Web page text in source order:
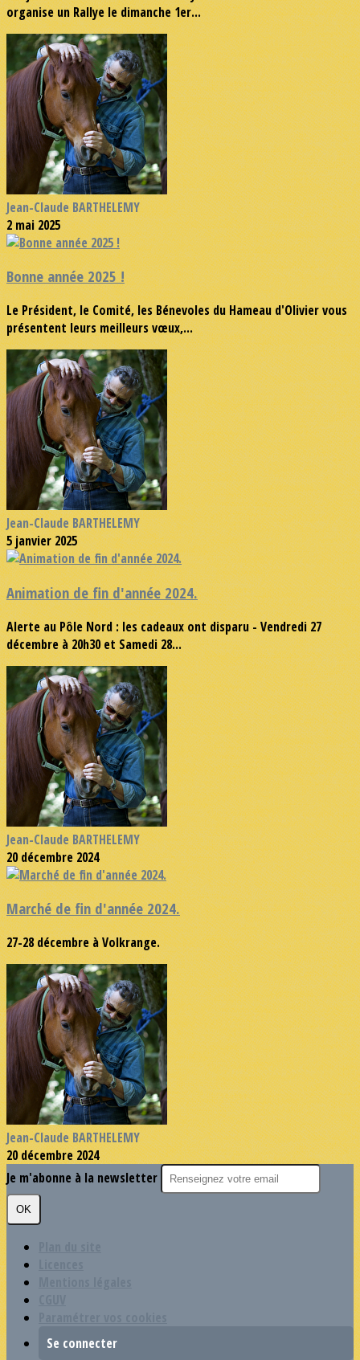
organise un Rallye le dimanche 1er...
Jean-Claude BARTHELEMY
2 mai 2025
Bonne année 2025 !
Le Président, le Comité, les Bénevoles du Hameau d'Olivier vous
présentent leurs meilleurs vœux,...
Jean-Claude BARTHELEMY
5 janvier 2025
Animation de fin d'année 2024.
Alerte au Pôle Nord : les cadeaux ont disparu - Vendredi 27
décembre à 20h30 et Samedi 28...
Jean-Claude BARTHELEMY
20 décembre 2024
Marché de fin d'année 2024.
27-28 décembre à Volkrange.
Jean-Claude BARTHELEMY
20 décembre 2024
Je m'abonne à la newsletter
OK
Se connecter